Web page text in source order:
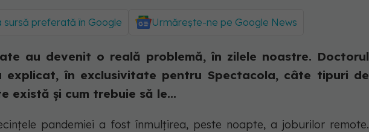
sursă preferată în Google Urmărește-ne pe Google News
au devenit o reală problemă, în zilele noastre. Doctorul
explicat, în exclusivitate pentru Spectacola, câte tipuri de
există și cum trebuie să le...
pandemiei a fost înmulțirea, peste noapte, a joburilor remote.